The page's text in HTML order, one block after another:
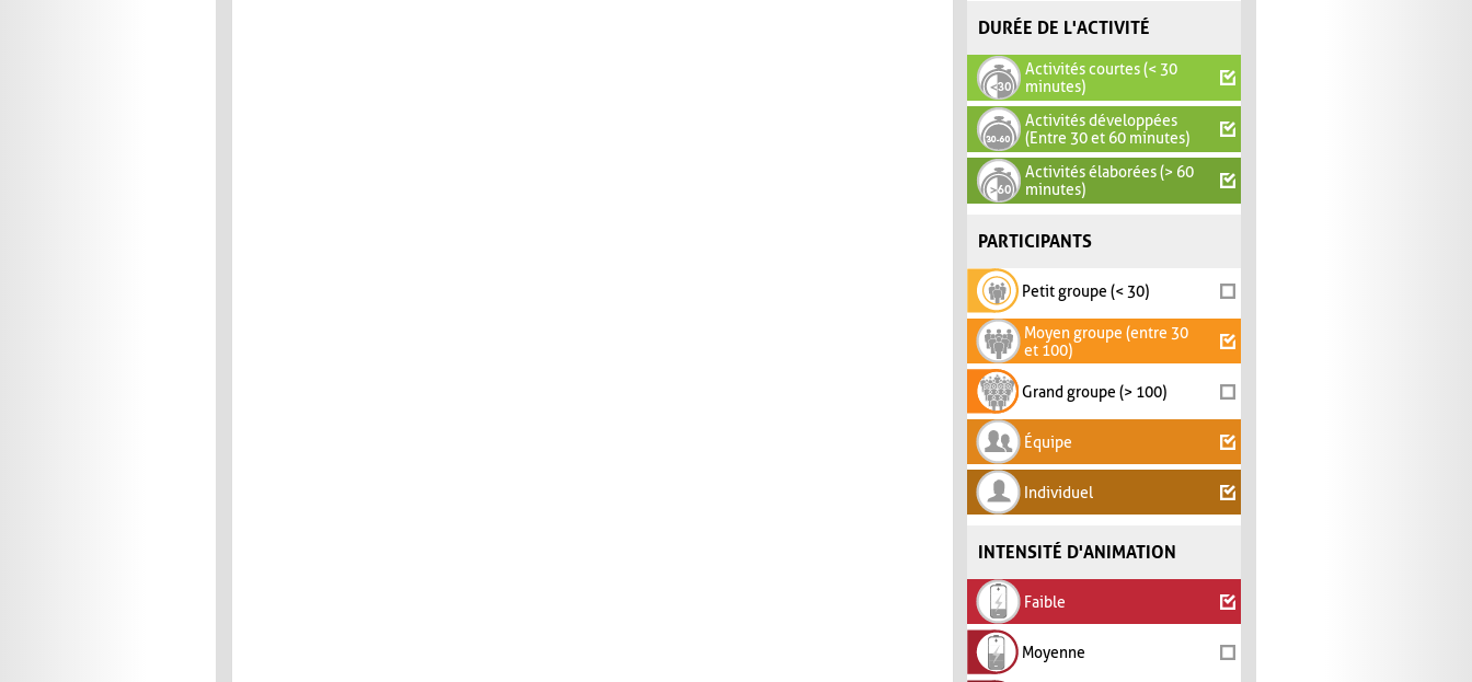
DURÉE DE L'ACTIVITÉ
Activités courtes (< 30
minutes)
Activités développées
(Entre 30 et 60 minutes)
Activités élaborées (> 60
minutes)
PARTICIPANTS
Petit groupe (< 30)
Moyen groupe (entre 30
et 100)
Grand groupe (> 100)
Équipe
Individuel
INTENSITÉ D'ANIMATION
Faible
Moyenne